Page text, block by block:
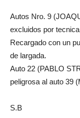
Autos Nro. 9
excluidos por
Recargado con un
de largada.
Auto 22 (PABLO
peligrosa al auto 39
S.B